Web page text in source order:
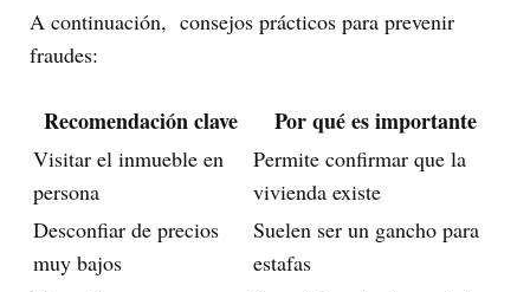
A continuación, consejos prácticos para prevenir
fraudes:
Recomendación clave Por qué es importante
Visitar el inmueble en
persona
Permite confirmar que la
vivienda existe
Desconfiar de precios
muy bajos
Suelen ser un gancho para
estafas